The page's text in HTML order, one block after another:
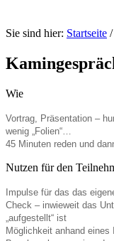
Sie sind hier: Startseite /
Wie
Vortrag, Präsentation –
wenig „Folien“…
45 Minuten reden und
Nutzen für den
Impulse für das das
Check – inwieweit das
„aufgestellt“ ist
Möglichkeit anhand